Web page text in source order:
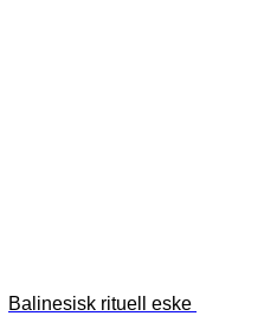
Balinesisk rituell eske